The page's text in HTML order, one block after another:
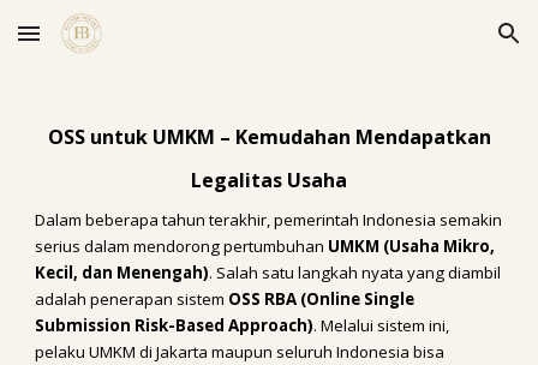
Skip to main content Skip to navigation
OSS untuk UMKM – Kemudahan Mendapatkan
Legalitas Usaha
Dalam beberapa tahun terakhir, pemerintah Indonesia semakin
serius dalam mendorong pertumbuhan UMKM (Usaha Mikro,
Kecil, dan Menengah). Salah satu langkah nyata yang diambil
adalah penerapan sistem OSS RBA (Online Single
Submission Risk-Based Approach). Melalui sistem ini,
pelaku UMKM di Jakarta maupun seluruh Indonesia bisa